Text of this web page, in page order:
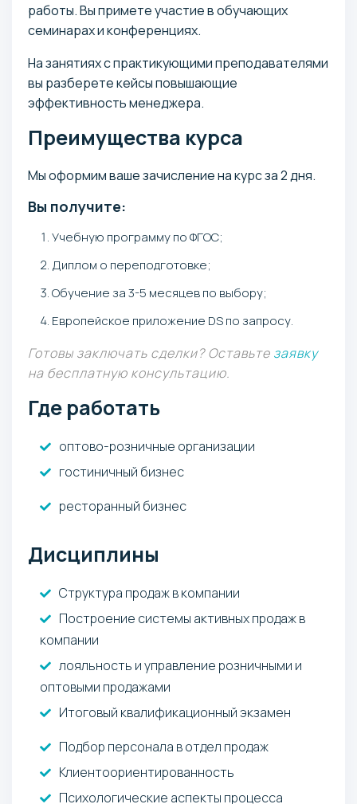
работы. Вы примете участие в обучающих
семинарах и конференциях.
На занятиях с практикующими преподавателями
вы разберете кейсы повышающие
эффективность менеджера.
Преимущества курса
Мы оформим ваше зачисление на курс за 2 дня.
Вы получите:
Учебную программу по ФГОС;
Диплом о переподготовке;
Обучение за 3-5 месяцев по выбору;
Европейское приложение DS по запросу.
Готовы заключать сделки? Оставьте заявку
на бесплатную консультацию.
Где работать
оптово-розничные организации
гостиничный бизнес
ресторанный бизнес
Дисциплины
Структура продаж в компании
Построение системы активных продаж в
компании
лояльность и управление розничными и
оптовыми продажами
Итоговый квалификационный экзамен
Подбор персонала в отдел продаж
Клиентоориентированность
Психологические аспекты процесса